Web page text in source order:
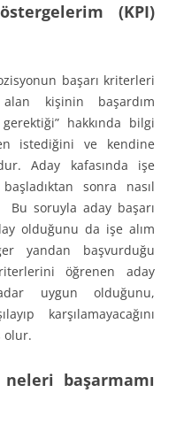
(KPI)
başarı kriterleri
kişinin başardım
hakkında bilgi
istediğini ve kendine
Aday kafasında işe
sonra nasıl
Bu soruyla aday başarı
olduğunu da işe alım
yandan başvurduğu
öğrenen aday
uygun olduğunu,
karşılamayacağını
olur.
başarmamı